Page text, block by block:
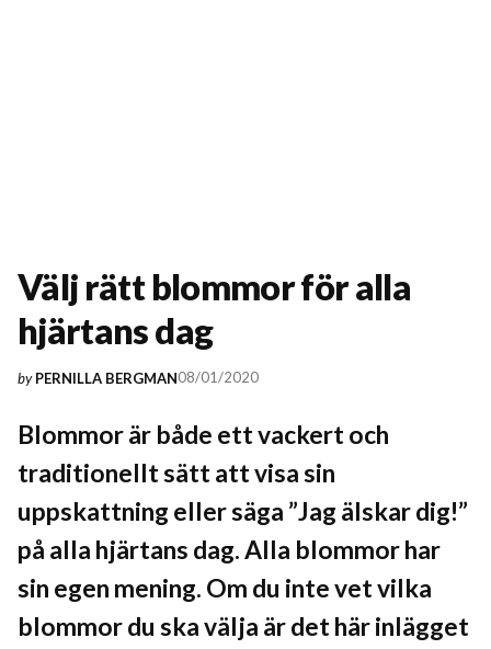
Välj rätt blommor för alla
hjärtans dag
by PERNILLA BERGMAN08/01/2020
Blommor är både ett vackert och
traditionellt sätt att visa sin
uppskattning eller säga ”Jag älskar dig!”
på alla hjärtans dag. Alla blommor har
sin egen mening. Om du inte vet vilka
blommor du ska välja är det här inlägget